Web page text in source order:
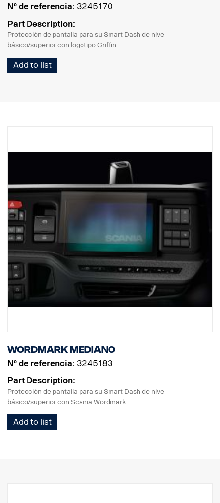
Nº de referencia: 3245170
Part Description:
Protección de pantalla para su Smart Dash de nivel
básico/superior con logotipo Griffin
Add to list
Wordmark mediano
Nº de referencia: 3245183
Part Description:
Protección de pantalla para su Smart Dash de nivel
básico/superior con Scania Wordmark
Add to list